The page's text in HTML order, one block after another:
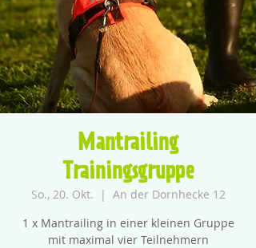
Mantrailing
Trainingsgruppe
So., 20. Okt.
  |
An der Dornhecke 12
1 x Mantrailing in einer kleinen Gruppe
mit maximal vier Teilnehmern